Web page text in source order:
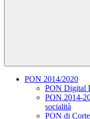
PON 2014/2020
PON Digital
PON 2014-
socialità
PON di